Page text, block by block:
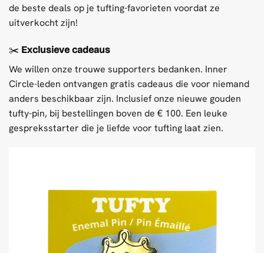
de beste deals op je tufting-favorieten voordat ze
uitverkocht zijn!
✂️ Exclusieve cadeaus
We willen onze trouwe supporters bedanken. Inner
Circle-leden ontvangen gratis cadeaus die voor niemand
anders beschikbaar zijn. Inclusief onze nieuwe gouden
tufty-pin, bij bestellingen boven de € 100. Een leuke
gespreksstarter die je liefde voor tufting laat zien.